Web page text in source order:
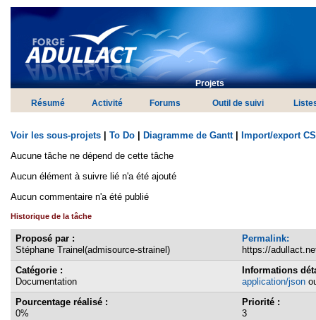
Projets
Résumé Activité Forums Outil de suivi
Voir les sous-projets | To Do | Diagramme de Gantt| Import/export
Aucune tâche ne dépend de cette tâche
Aucun élément à suivre lié n'a été ajouté
Aucun commentaire n'a été publié
Historique de la tâche
Proposé par :
Stéphane Trainel(admisource-strainel)
Permalink:
https://
Catégorie :
Documentation
Informations
application/json
Pourcentage réalisé :
0%
Priorité :
3